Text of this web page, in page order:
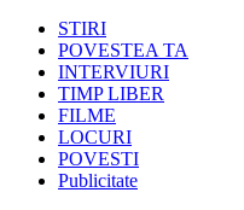
STIRI
POVESTEA TA
INTERVIURI
TIMP LIBER
FILME
LOCURI
POVESTI
Publicitate